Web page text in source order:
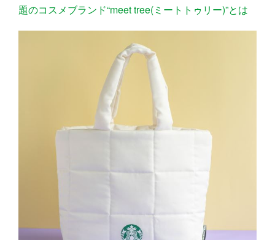
題のコスメブランド“meet tree(ミートトゥリー)”とは